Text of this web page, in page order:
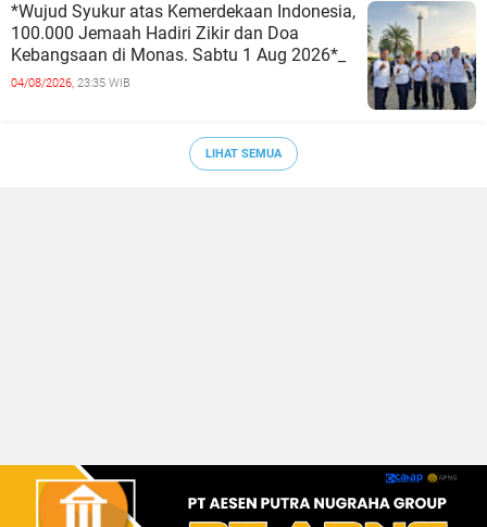
*Wujud Syukur atas Kemerdekaan Indonesia,
100.000 Jemaah Hadiri Zikir dan Doa
Kebangsaan di Monas. Sabtu 1 Aug 2026*_
04/08/2026, 23:35 WIB
LIHAT SEMUA